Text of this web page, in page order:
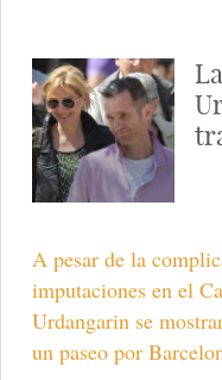
A pesar de la
imputaciones en el
Urdangarin se
un paseo por